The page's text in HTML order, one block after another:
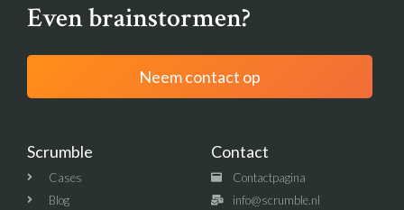
Even brainstormen?
Neem contact op
Scrumble
Cases
Blog
Contact
Contactpagina
info@scrumble.nl